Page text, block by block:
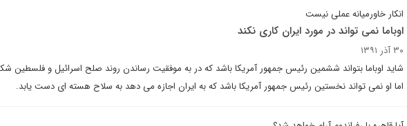
انکار خاورمیانه عملی نیست
اوباما نمی تواند در مورد ایران کاری نکند
۳۰ آذر ۱۳۹۱
شاید اوباما بتواند ششمین رئیس جمهور آمریکا باشد که در به موفقیت رساندن روند صلح اسرائیل و
اما او نمی تواند نخستین رئیس جمهور آمریکا باشد که به ایران اجازه می دهد به سلاح هسته ای دست یابد.